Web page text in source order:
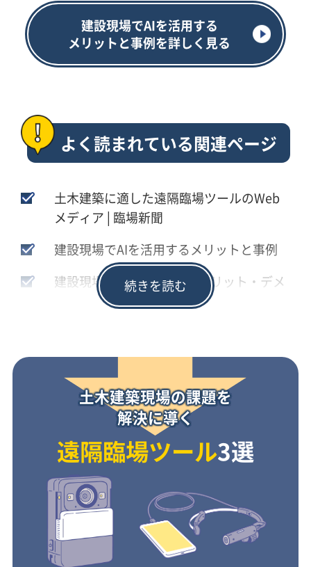
建設現場でAIを活用する
メリットと事例を詳しく見る
よく読まれている関連ページ
土木建築に適した遠隔臨場ツールのWeb
メディア│臨場新聞
建設現場でAIを活用するメリットと事例
建設現場でIoTを活用するメリット・デメ
リモートで土木業や建築業をサポートす
る仕組みとは
土木業や建築業に遠隔臨場の導入が推進
されている理由
国土交通省の遠隔臨場の要領・基準を学
ぶ
遠隔臨場のカメラでおすすめのものとは
土木建築現場の課題を
解決に導く
遠隔臨場ツール3選